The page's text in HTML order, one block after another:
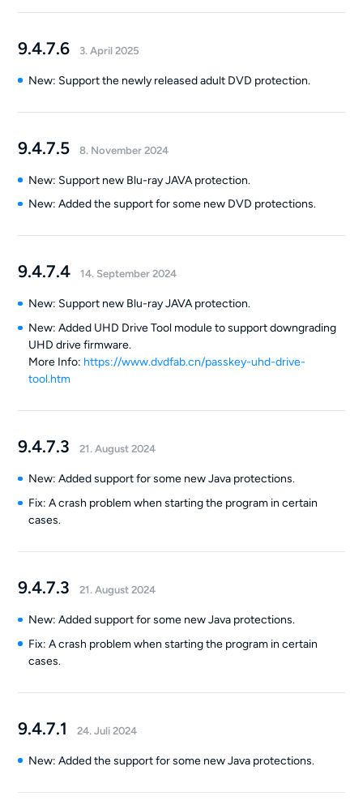
9.4.7.6 3. April 2025
New: Support the newly released adult DVD protection.
9.4.7.5 8. November 2024
New: Support new Blu-ray JAVA protection.
New: Added the support for some new DVD protections.
9.4.7.4 14. September 2024
New: Support new Blu-ray JAVA protection.
New: Added UHD Drive Tool module to support downgrading
UHD drive firmware.
More Info: https://www.dvdfab.cn/passkey-uhd-drive-
tool.htm
9.4.7.3 21. August 2024
New: Added support for some new Java protections.
Fix: A crash problem when starting the program in certain
cases.
9.4.7.3 21. August 2024
New: Added support for some new Java protections.
Fix: A crash problem when starting the program in certain
cases.
9.4.7.1 24. Juli 2024
New: Added the support for some new Java protections.